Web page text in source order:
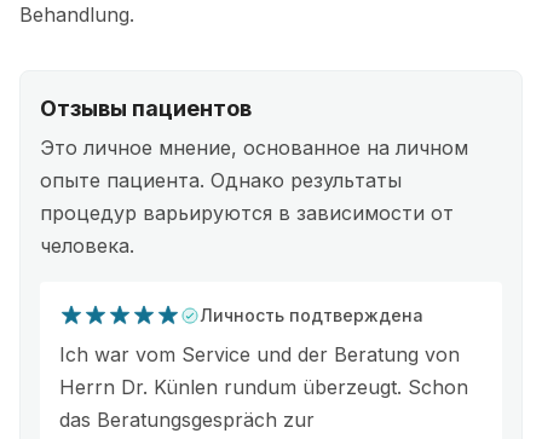
Behandlung.
Отзывы пациентов
Это личное мнение, основанное на личном
опыте пациента. Однако результаты
процедур варьируются в зависимости от
человека.
Личность подтверждена
Ich war vom Service und der Beratung von
Herrn Dr. Künlen rundum überzeugt. Schon
das Beratungsgespräch zur